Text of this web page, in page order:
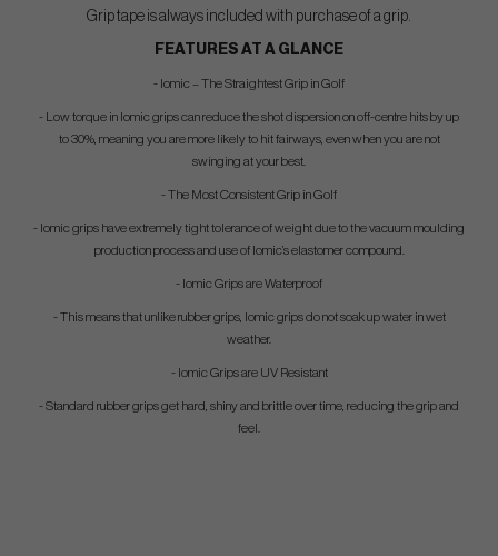
Grip tape is always included with purchase of a grip.
FEATURES AT A GLANCE
- Iomic – The Straightest Grip in Golf
- Low torque in Iomic grips can reduce the shot dispersion on off-centre hits by up
to 30%, meaning you are more likely to hit fairways, even when you are not
swinging at your best.
- The Most Consistent Grip in Golf
- Iomic grips have extremely tight tolerance of weight due to the vacuum moulding
production process and use of Iomic’s elastomer compound.
- Iomic Grips are Waterproof
- This means that unlike rubber grips, Iomic grips do not soak up water in wet
weather.
- Iomic Grips are UV Resistant
- Standard rubber grips get hard, shiny and brittle over time, reducing the grip and
feel.